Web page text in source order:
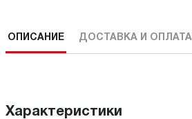
ОПИСАНИЕ ДОСТАВКА И ОПЛАТА
Характеристики